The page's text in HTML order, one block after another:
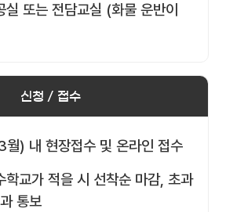
또는 전담교실 (화물 운반이
신청 / 접수
) 내 현장접수 및 온라인 접수
학교가 적을 시 선착순 마감, 초과
통보